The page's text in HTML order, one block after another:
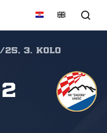
3. kolo
2